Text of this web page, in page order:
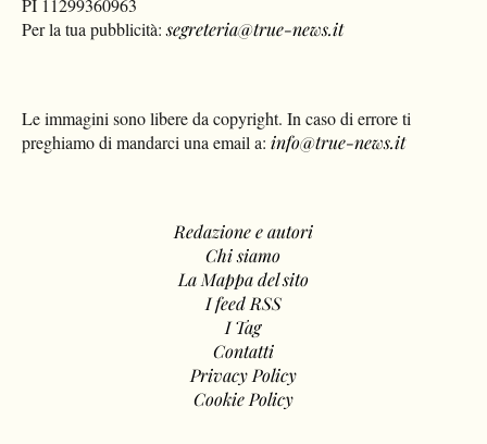
PI 11299360963
Per la tua pubblicità:segreteria@true-news.it
Le immagini sono libere da copyright. In caso di errore ti
preghiamo di mandarci una email a: info@true-news.it
Redazione e autori
Chi siamo
La Mappa del sito
I feed RSS
I Tag
Contatti
Privacy Policy
Cookie Policy